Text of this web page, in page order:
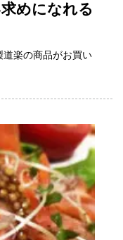
めになれる
楽の商品がお買い